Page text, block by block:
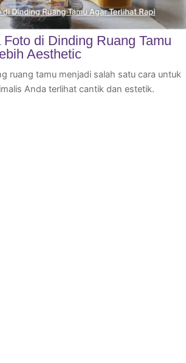
di Dinding Ruang Tamu
Aesthetic
ruang tamu menjadi salah satu cara untuk
Anda terlihat cantik dan estetik.